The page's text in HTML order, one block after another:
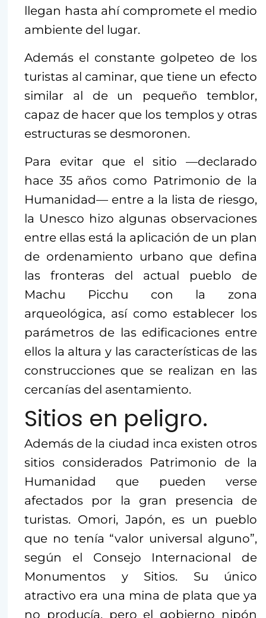
llegan hasta ahí compromete el medio
ambiente del lugar.
Además el constante golpeteo de los
turistas al caminar, que tiene un efecto
similar al de un pequeño temblor,
capaz de hacer que los templos y otras
estructuras se desmoronen.
Para evitar que el sitio —declarado
hace 35 años como Patrimonio de la
Humanidad— entre a la lista de riesgo,
la Unesco hizo algunas observaciones
entre ellas está la aplicación de un plan
de ordenamiento urbano que defina
las fronteras del actual pueblo de
Machu Picchu con la zona
arqueológica, así como establecer los
parámetros de las edificaciones entre
ellos la altura y las características de las
construcciones que se realizan en las
cercanías del asentamiento.
Sitios en peligro.
Además de la ciudad inca existen otros
sitios considerados Patrimonio de la
Humanidad que pueden verse
afectados por la gran presencia de
turistas. Omori, Japón, es un pueblo
que no tenía “valor universal alguno”,
según el Consejo Internacional de
Monumentos y Sitios. Su único
atractivo era una mina de plata que ya
no producía, pero el gobierno nipón